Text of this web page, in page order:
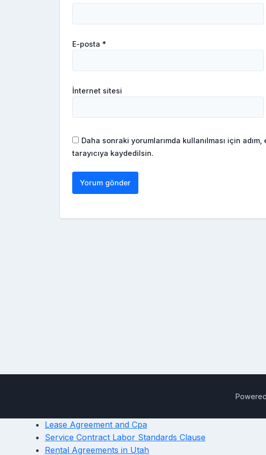
E-posta *
İnternet sitesi
Daha sonraki yorumlarımda kullanılması için
tarayıcıya kaydedilsin.
Lease Agreement and Cpa
Service Contract Labor Standards Clause
Rental Agreements in Utah